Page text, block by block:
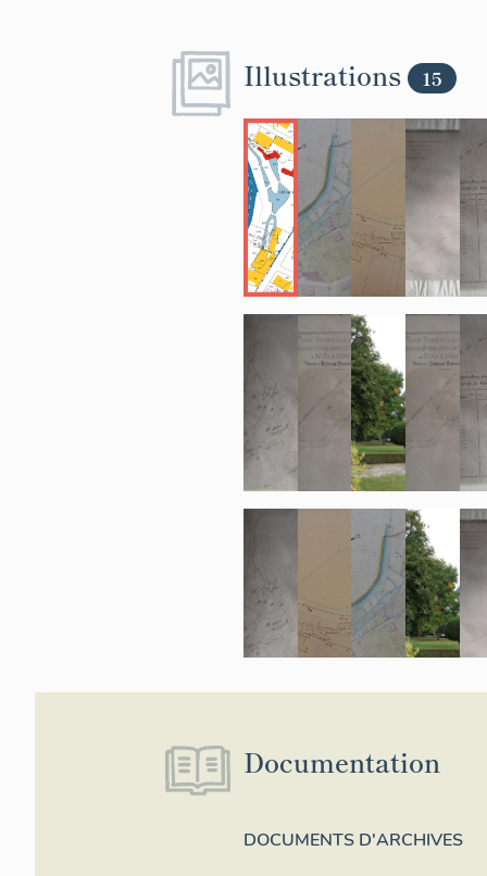
Illustrations 15
Documentation
DOCUMENTS D'ARCHIVES